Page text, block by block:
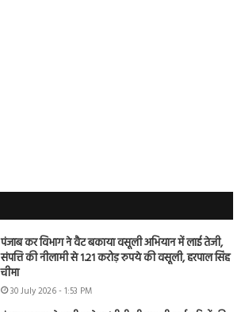
पंजाब कर विभाग ने वैट बकाया वसूली अभियान में लाई तेजी,
संपत्ति की नीलामी से 1.21 करोड़ रुपये की वसूली, हरपाल सिंह
चीमा
30 July 2026 - 1:53 PM